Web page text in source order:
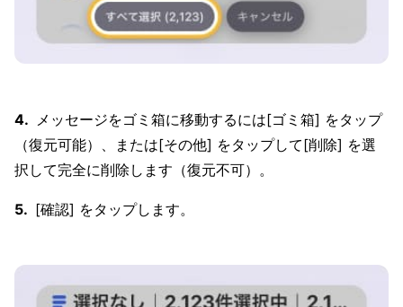
メッセージをゴミ箱に移動するには[ゴミ箱] をタップ
（復元可能）、または[その他] をタップして[削除] を選
択して完全に削除します（復元不可）。
[確認] をタップします。